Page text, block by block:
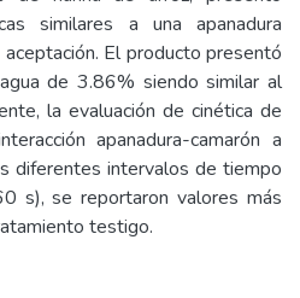
similares a una apanadura
El producto presentó
de 3.86% siendo similar al
la evaluación de cinética de
apanadura-camarón a
diferentes intervalos de tiempo
s), se reportaron valores más
testigo.